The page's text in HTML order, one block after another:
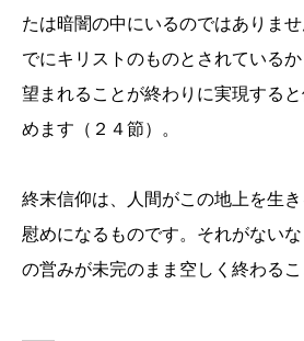
たは暗闇の中にいるのではありま
でにキリストのものとされている
望まれることが終わりに実現する
めます（２４節）。
終末信仰は、人間がこの地上を生
慰めになるものです。それがない
の営みが未完のまま空しく終わるこ